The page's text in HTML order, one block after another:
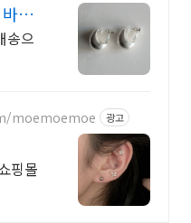
로
송으
moemoemoe 광고
핑몰